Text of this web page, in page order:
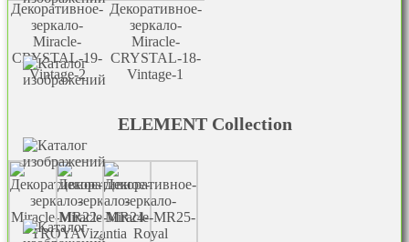
Декоративное-
зеркало-
Miracle-
CRYSTAL-19-
Vintage-2
Декоративное-
зеркало-
Miracle-
CRYSTAL-18-
Vintage-1
ELEMENT Collection